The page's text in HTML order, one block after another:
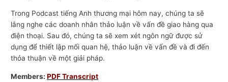
Trong Podcast tiếng Anh thương mại hôm nay, chúng ta sẽ
lắng nghe các doanh nhân thảo luận về vấn đề giao hàng qua
điện thoại. Sau đó, chúng ta sẽ xem xét ngôn ngữ được sử
dụng để thiết lập mối quan hệ, thảo luận về vấn đề và đi đến
thỏa thuận về một giải pháp.
Members:PDF Transcript